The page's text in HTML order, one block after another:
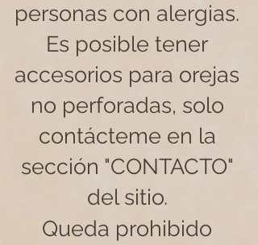
personas con alergias.
Es posible tener
accesorios para orejas
no perforadas, solo
contácteme en la
sección "CONTACTO"
del sitio.
Queda prohibido